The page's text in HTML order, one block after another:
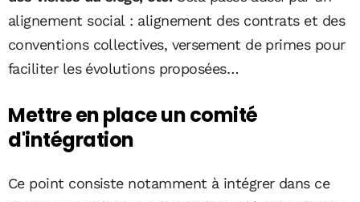
alignement social : alignement des contrats et des
conventions collectives, versement de primes pour
faciliter les évolutions proposées…
Mettre en place un comité
d'intégration
Ce point consiste notamment à intégrer dans ce